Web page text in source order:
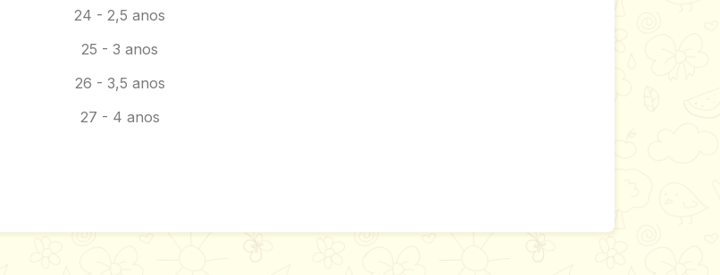
24 - 2,5 anos
25 - 3 anos
26 - 3,5 anos
27 - 4 anos